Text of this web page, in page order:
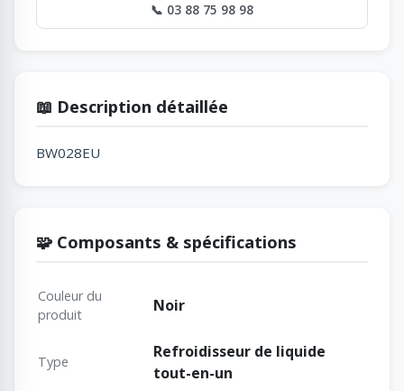
📞 03 88 75 98 98
📖 Description détaillée
BW028EU
🧩 Composants & spécifications
Couleur du
produit
Noir
Type
Refroidisseur de liquide
tout-en-un